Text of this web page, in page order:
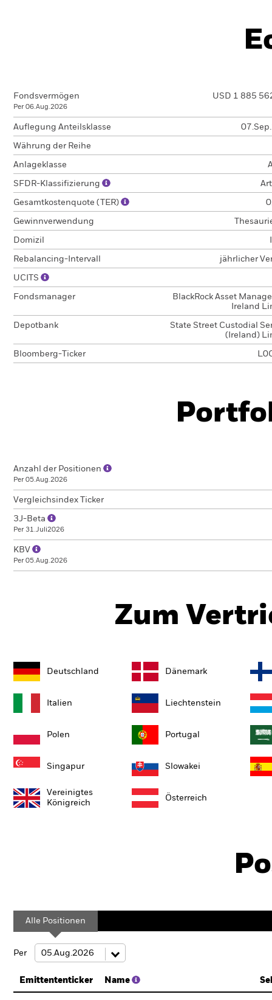
Fondsvermögen
Per 06.Aug.2026
USD 1 885
Auflegung Anteilsklasse
Währung der Reihe
Anlageklasse
SFDR-Klassifizierung
Gesamtkostenquote (TER)
Gewinnverwendung
Domizil
Rebalancing-Intervall jährlicher
UCITS
Fondsmanager
BlackRock Asset
Ireland
Depotbank
State Street Custodial
(Ireland)
Bloomberg-Ticker
Anzahl der Positionen
Per 05.Aug.2026
Vergleichsindex Ticker
3J-Beta
Per 31.Juli2026
KBV
Per 05.Aug.2026
Zum
Deutschland Dänemark
Italien Liechtenstein
Polen Portugal
Singapur Slowakei
Vereinigtes
Königreich
Österreich
Alle Positionen
Per
Emittententicker Name